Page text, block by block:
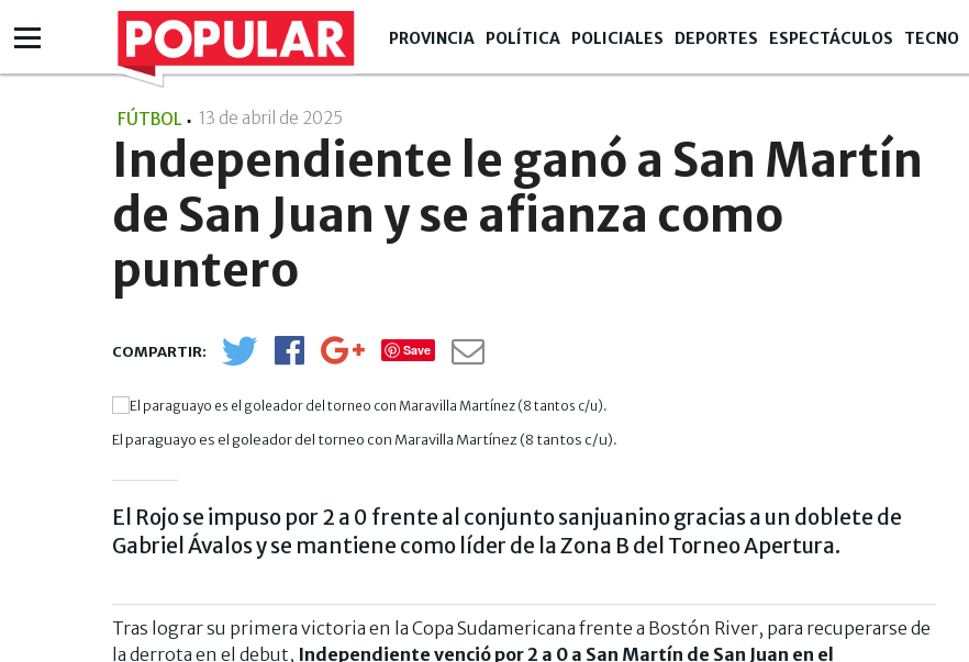
PROVINCIA POLÍTICA POLICIALES DEPORTES ESPECTÁCULOS TECNO
FÚTBOL 13 de abril de 2025
Independiente le ganó a San Martín
de San Juan y se afianza como
puntero
Save
El paraguayo es el goleador del torneo con Maravilla Martínez (8 tantos c/u).
El Rojo se impuso por 2 a 0 frente al conjunto sanjuanino gracias a un doblete de
Gabriel Ávalos y se mantiene como líder de la Zona B del Torneo Apertura.
Tras lograr su primera victoria en la Copa Sudamericana frente a Bostón River, para recuperarse de
la derrota en el debut, Independiente venció por 2 a 0 a San Martín de San Juan en el